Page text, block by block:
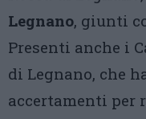
Legnano, giunti
Presenti anche i
di Legnano, che
accertamenti per